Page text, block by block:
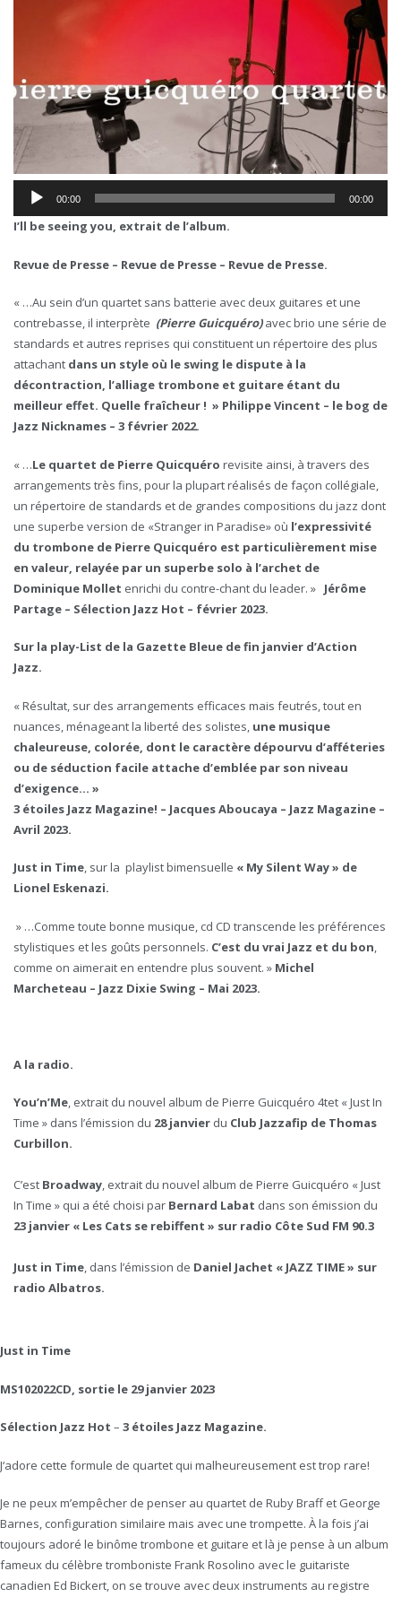
00:00 00:00
I’ll be seeing you, extrait de l’album.
Revue de Presse – Revue de Presse – Revue de Presse.
« …Au sein d’un quartet sans batterie avec deux guitares et une
contrebasse, il interprète (Pierre Guicquéro) avec brio une série de
standards et autres reprises qui constituent un répertoire des plus
attachant dans un style où le swing le dispute à la
décontraction, l’alliage trombone et guitare étant du
meilleur effet. Quelle fraîcheur ! » Philippe Vincent – le bog de
Jazz Nicknames – 3 février 2022.
« …Le quartet de Pierre Quicquéro revisite ainsi, à travers des
arrangements très fins, pour la plupart réalisés de façon collégiale,
un répertoire de standards et de grandes compositions du jazz dont
une superbe version de «Stranger in Paradise» où l’expressivité
du trombone de Pierre Quicquéro est particulièrement mise
en valeur, relayée par un superbe solo à l’archet de
Dominique Mollet enrichi du contre-chant du leader. » Jérôme
Partage – Sélection Jazz Hot – février 2023.
Sur la play-List de la Gazette Bleue de fin janvier d’Action
Jazz.
« Résultat, sur des arrangements efficaces mais feutrés, tout en
nuances, ménageant la liberté des solistes, une musique
chaleureuse, colorée, dont le caractère dépourvu d’afféteries
ou de séduction facile attache d’emblée par son niveau
d’exigence… »
3 étoiles Jazz Magazine! – Jacques Aboucaya – Jazz Magazine –
Avril 2023.
Just in Time, sur la playlist bimensuelle « My Silent Way » de
Lionel Eskenazi.
» …Comme toute bonne musique, cd CD transcende les préférences
stylistiques et les goûts personnels. C’est du vrai Jazz et du bon
comme on aimerait en entendre plus souvent. » Michel
Marcheteau – Jazz Dixie Swing – Mai 2023.
A la radio.
You’n’Me, extrait du nouvel album de Pierre Guicquéro 4tet « Just In
Time » dans l’émission du 28 janvier du Club Jazzafip de Thomas
Curbillon.
C’est Broadway, extrait du nouvel album de Pierre Guicquéro « Just
In Time » qui a été choisi par Bernard Labat dans son émission du
23 janvier « Les Cats se rebiffent » sur radio Côte Sud FM 90.3
Just in Time, dans l’émission de Daniel Jachet « JAZZ TIME » sur
radio Albatros.
Just in Time
MS102022CD, sortie le 29 janvier 2023
Sélection Jazz Hot – 3 étoiles Jazz Magazine.
J‘adore cette formule de quartet qui malheureusement est trop rare!
Je ne peux m’empêcher de penser au quartet de Ruby Braff et George
Barnes, configuration similaire mais avec une trompette. À la fois j’ai
toujours adoré le binôme trombone et guitare et là je pense à un album
fameux du célèbre tromboniste Frank Rosolino avec le guitariste
canadien Ed Bickert, on se trouve avec deux instruments au registre